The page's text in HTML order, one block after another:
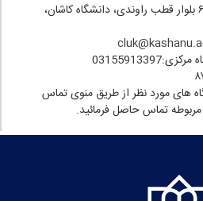
کاشان، کیلومتر ۶ بلوار قطب راوندی، دانشگاه کاشان،
های مورد نظر از طریق منوی تماس
مربوطه تماس حاصل فرمائید.